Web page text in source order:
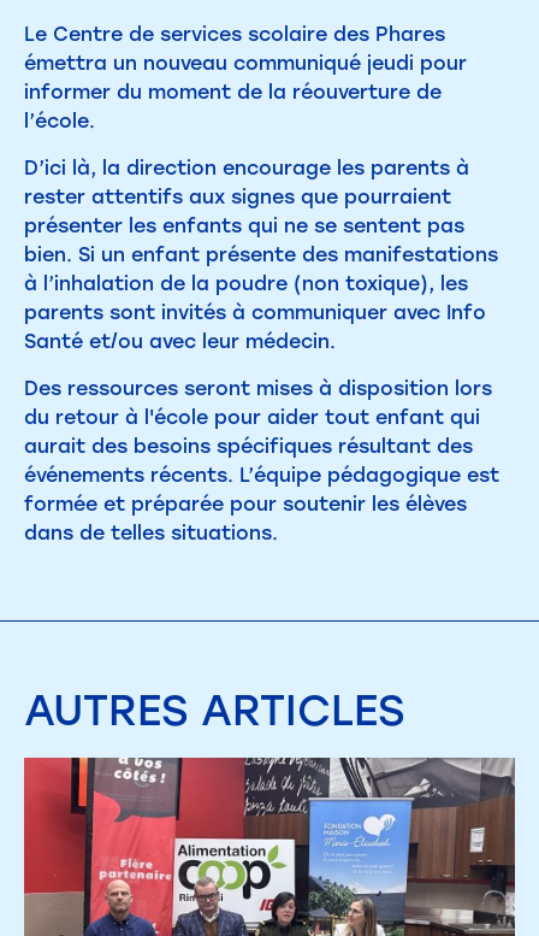
Le Centre de services scolaire des Phares
émettra un nouveau communiqué jeudi pour
informer du moment de la réouverture de
l’école.
D’ici là, la direction encourage les parents à
rester attentifs aux signes que pourraient
présenter les enfants qui ne se sentent pas
bien. Si un enfant présente des manifestations
à l’inhalation de la poudre (non toxique), les
parents sont invités à communiquer avec Info
Santé et/ou avec leur médecin.
Des ressources seront mises à disposition lors
du retour à l'école pour aider tout enfant qui
aurait des besoins spécifiques résultant des
événements récents. L’équipe pédagogique est
formée et préparée pour soutenir les élèves
dans de telles situations.
AUTRES ARTICLES